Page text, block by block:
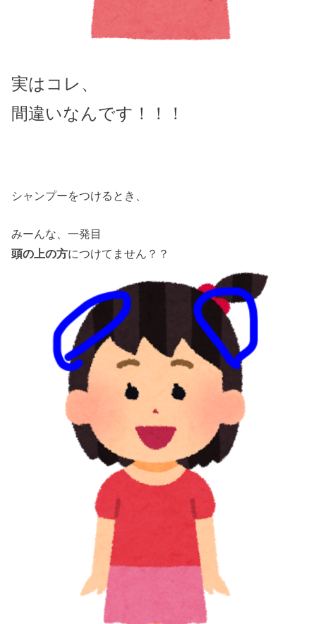
実はコレ、
間違いなんです！！！
シャンプーをつけるとき、
みーんな、一発目
頭の上の方につけてません？？